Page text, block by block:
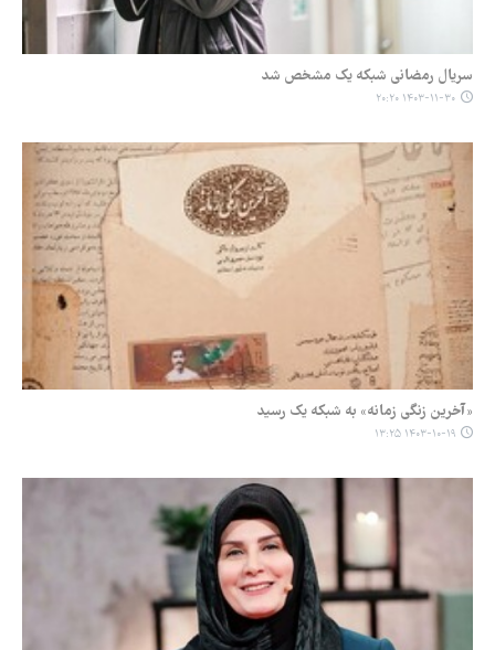
سریال رمضانی شبکه یک مشخص شد
۱۴۰۳-۱۱-۳۰ ۲۰:۲۰
«آخرین زنگی زمانه» به شبکه یک رسید
۱۴۰۳-۱۰-۱۹ ۱۳:۲۵